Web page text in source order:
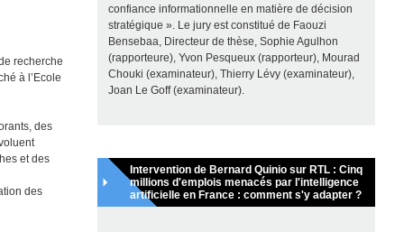
recherche
à l’Ecole
des
et des
des
confiance informationnelle en matière de décision
stratégique ». Le jury est constitué de Faouzi
Bensebaa, Directeur de thèse, Sophie Agulhon
(rapporteure), Yvon Pesqueux (rapporteur), Mourad
Chouki (examinateur), Thierry Lévy (examinateur),
Joan Le Goff (examinateur).
Intervention de Bernard Quinio sur RTL : Cinq
millions d'emplois menacés par l'intelligence
artificielle en France : comment s'y adapter ?